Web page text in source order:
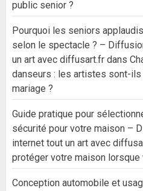
public senior ?
Pourquoi les seniors
selon le spectacle ? –
un art avec diffusart.fr dans
danseurs : les artistes sont-ils
mariage ?
Guide pratique pour
sécurité pour votre maison –
internet tout un art avec
protéger votre maison
Conception automobile et